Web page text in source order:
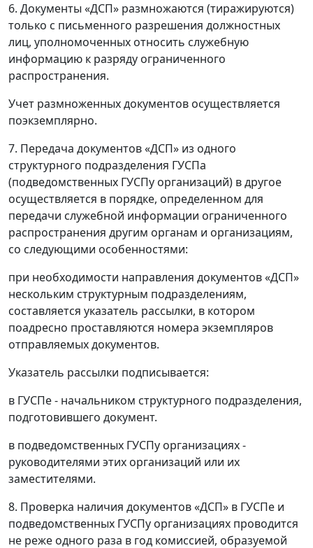
6. Документы «ДСП» размножаются (тиражируются)
только с письменного разрешения должностных
лиц, уполномоченных относить служебную
информацию к разряду ограниченного
распространения.
Учет размноженных документов осуществляется
поэкземплярно.
7. Передача документов «ДСП» из одного
структурного подразделения ГУСПа
(подведомственных ГУСПу организаций) в другое
осуществляется в порядке, определенном для
передачи служебной информации ограниченного
распространения другим органам и организациям,
со следующими особенностями:
при необходимости направления документов «ДСП»
нескольким структурным подразделениям,
составляется указатель рассылки, в котором
поадресно проставляются номера экземпляров
отправляемых документов.
Указатель рассылки подписывается:
в ГУСПе - начальником структурного подразделения,
подготовившего документ.
в подведомственных ГУСПу организациях -
руководителями этих организаций или их
заместителями.
8. Проверка наличия документов «ДСП» в ГУСПе и
подведомственных ГУСПу организациях проводится
не реже одного раза в год комиссией, образуемой